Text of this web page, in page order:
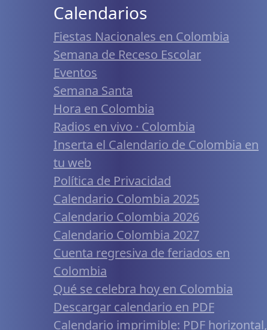
Calendarios
Fiestas Nacionales en Colombia
Semana de Receso Escolar
Eventos
Semana Santa
Hora en Colombia
Radios en vivo · Colombia
Inserta el Calendario de Colombia en
tu web
Política de Privacidad
Calendario Colombia 2025
Calendario Colombia 2026
Calendario Colombia 2027
Cuenta regresiva de feriados en
Colombia
Qué se celebra hoy en Colombia
Descargar calendario en PDF
Calendario imprimible: PDF horizontal,